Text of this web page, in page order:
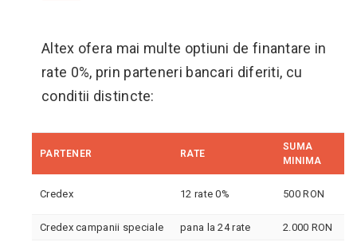
Altex ofera mai multe optiuni de finantare in
rate 0%, prin parteneri bancari diferiti, cu
conditii distincte:
PARTENER RATE
SUMA
MINIMA
Credex 12 rate 0% 500 RON
Credex campanii speciale pana la 24 rate 2.000 RON